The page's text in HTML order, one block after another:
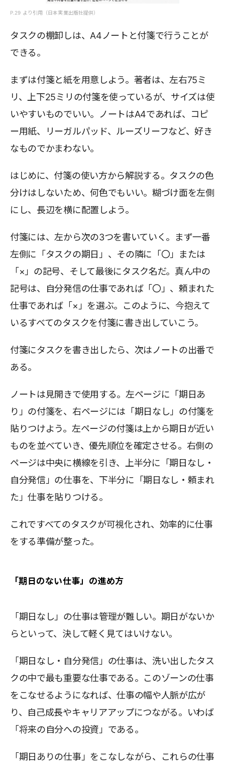
P.29 より引用（日本実業出版社提供）
タスクの棚卸しは、A4ノートと付箋で行うことが
できる。
まずは付箋と紙を用意しよう。著者は、左右75ミ
リ、上下25ミリの付箋を使っているが、サイズは使
いやすいものでいい。ノートはA4であれば、コピ
ー用紙、リーガルパッド、ルーズリーフなど、好き
なものでかまわない。
はじめに、付箋の使い方から解説する。タスクの色
分けはしないため、何色でもいい。糊づけ面を左側
にし、長辺を横に配置しよう。
付箋には、左から次の3つを書いていく。まず一番
左側に「タスクの期日」、その隣に「〇」または
「×」の記号、そして最後にタスク名だ。真ん中の
記号は、自分発信の仕事であれば「〇」、頼まれた
仕事であれば「×」を選ぶ。このように、今抱えて
いるすべてのタスクを付箋に書き出していこう。
付箋にタスクを書き出したら、次はノートの出番で
ある。
ノートは見開きで使用する。左ページに「期日あ
り」の付箋を、右ページには「期日なし」の付箋を
貼りつけよう。左ページの付箋は上から期日が近い
ものを並べていき、優先順位を確定させる。右側の
ページは中央に横線を引き、上半分に「期日なし・
自分発信」の仕事を、下半分に「期日なし・頼まれ
た」仕事を貼りつける。
これですべてのタスクが可視化され、効率的に仕事
をする準備が整った。
「期日のない仕事」の進め方
「期日なし」の仕事は管理が難しい。期日がないか
らといって、決して軽く見てはいけない。
「期日なし・自分発信」の仕事は、洗い出したタス
クの中で最も重要な仕事である。このゾーンの仕事
をこなせるようになれば、仕事の幅や人脈が広が
り、自己成長やキャリアアップにつながる。いわば
「将来の自分への投資」である。
「期日ありの仕事」をこなしながら、これらの仕事